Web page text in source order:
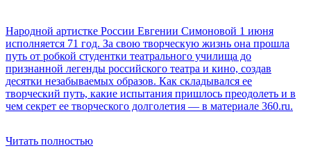
Народной артистке России Евгении Симоновой 1 июня
исполняется 71 год. За свою творческую жизнь она прошла
путь от робкой студентки театрального училища до
признанной легенды российского театра и кино, создав
десятки незабываемых образов. Как складывался ее
творческий путь, какие испытания пришлось преодолеть и в
чем секрет ее творческого долголетия — в материале 360.ru.
Читать полностью